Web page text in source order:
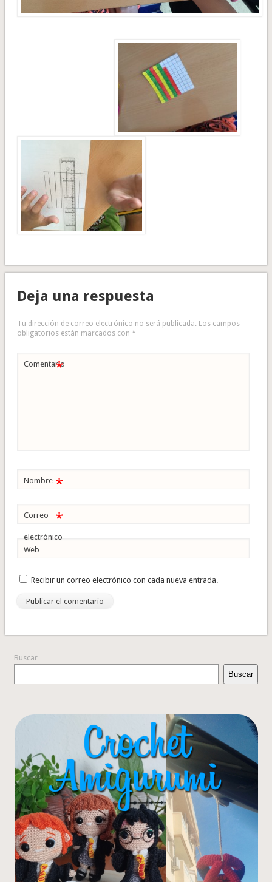
Deja una respuesta
Tu dirección de correo electrónico no será publicada. Los campos
obligatorios están marcados con *
Comentario
*
Nombre *
Correo
electrónico
*
Web
Recibir un correo electrónico con cada nueva entrada.
Buscar
Buscar